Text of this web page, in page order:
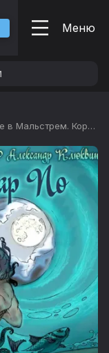
Меню
Низвержение в Мальстрем. Король Чума